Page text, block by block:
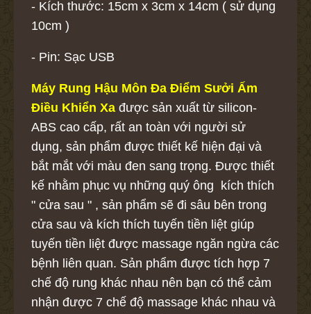
- Kích thước: 15cm x 3cm x 14cm ( sử dụng
10cm )
- Pin: Sạc USB
Máy Rung Hậu Môn Đa Điểm Sưởi Ấm
Điều Khiển Xa được sản xuất từ silicon-
ABS cao cấp, rất an toàn với người sử
dụng, sản phẩm được thiết kế hiện đại và
bắt mắt với màu đen sang trọng. Được thiết
kế nhằm phục vụ những quý ông kích thích
" cửa sau " , sản phẩm sẽ đi sâu bên trong
cửa sau và kích thích tuyến tiền liệt giúp
tuyến tiền liệt được massage ngăn ngừa các
bệnh liên quan. Sản phẩm được tích hợp 7
chế độ rung khác nhau nên bạn có thể cảm
nhận được 7 chế độ massage khác nhau và